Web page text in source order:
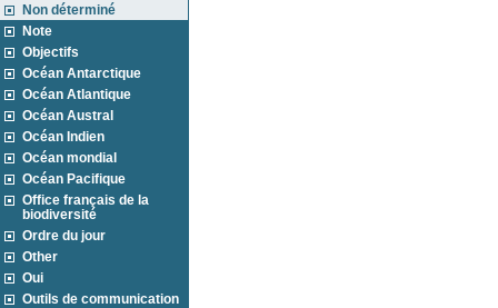
Non déterminé
Note
Objectifs
Océan Antarctique
Océan Atlantique
Océan Austral
Océan Indien
Océan mondial
Océan Pacifique
Office français de la
biodiversité
Ordre du jour
Other
Oui
Outils de communication